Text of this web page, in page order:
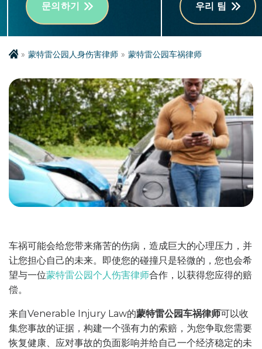
문의하기 우리 팀
蒙特雷公园人身伤害律师 蒙特雷公园车祸律师
车祸可能会给您带来痛苦的伤病，造成巨大的心理压力，并
让您担心自己的未来。即使您的碰撞只是轻微的，您也会希
望与一位蒙特雷公园个人伤害律师合作，以获得您应得的赔
偿。
来自Venerable Injury Law的蒙特雷公园车祸律师可以收
集您事故的证据，构建一个强有力的索赔，为您争取您需要
恢复健康、应对事故的负面影响并给自己一个经济稳定的未